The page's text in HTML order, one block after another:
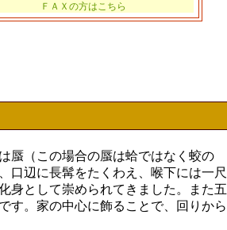
ＦＡＸの方はこちら
蜃（この場合の蜃は蛤ではなく蛟の
口辺に長髯をたくわえ、喉下には一尺
身として崇められてきました。また五
す。家の中心に飾ることで、回りから